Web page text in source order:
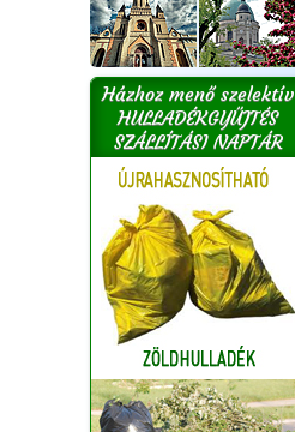
Házhoz menő szelektív
HULLADÉKGYŰJTÉS
SZÁLLÍTÁSI NAPTÁR